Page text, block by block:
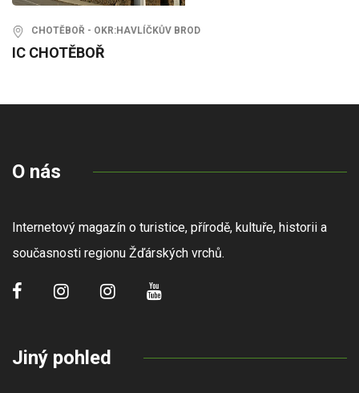
CHOTĚBOŘ - OKR:HAVLÍČKŮV BROD
IC CHOTĚBOŘ
O nás
Internetový magazín o turistice, přírodě, kultuře, historii a
současnosti regionu Žďárských vrchů.
Jiný pohled